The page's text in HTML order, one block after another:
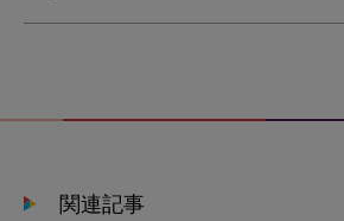
関連記事